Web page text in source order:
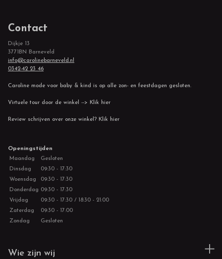
Contact
Dijkje 13
3771BN Barneveld
info@carolinebarneveld.nl
0342-42 23 46
Caroline mode voor baby & kind is op alle zon- en feestdagen gesloten.
Virtuele tour door de winkel --> Klik hier
Review schrijven over onze winkel? Klik hier
Openingstijden
Maandag
Gesloten
Dinsdag
09:30 - 17:30
Woensdag
09:30 - 17:30
Donderdag 09:30 - 17:30
Vrijdag
09:30 - 17:30 / 18:30 - 21:00
Zaterdag
09:30 - 17:00
Zondag
Gesloten
Wie zijn wij